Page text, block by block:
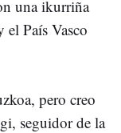
una ikurriña
País Vasco
pero creo
seguidor de la